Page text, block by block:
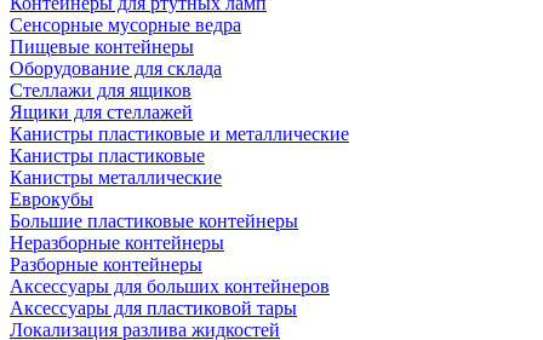
Сенсорные мусорные ведра
Пищевые контейнеры
Оборудование для склада
Стеллажи для ящиков
Ящики для стеллажей
Канистры пластиковые и металлические
Канистры пластиковые
Канистры металлические
Еврокубы
Большие пластиковые контейнеры
Неразборные контейнеры
Разборные контейнеры
Аксессуары для больших контейнеров
Аксессуары для пластиковой тары
Локализация разлива жидкостей